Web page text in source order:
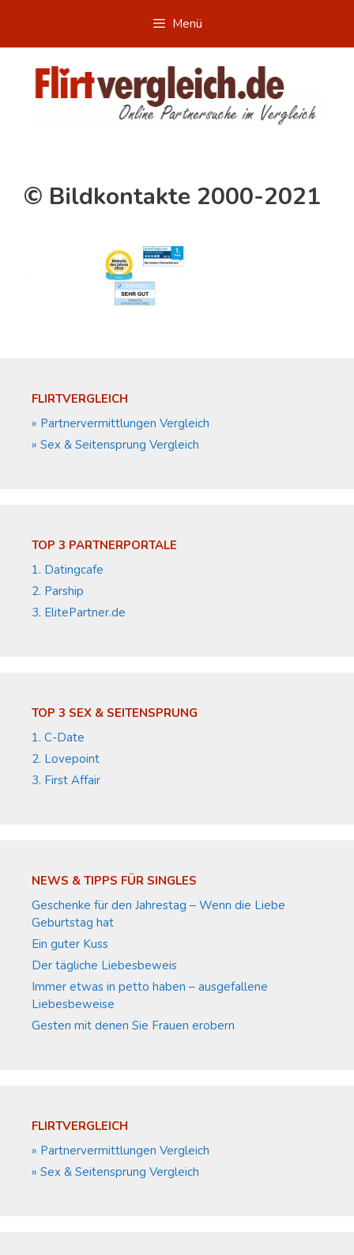
springen
Menü
© Bildkontakte 2000-2021
FLIRTVERGLEICH
» Partnervermittlungen Vergleich
» Sex & Seitensprung Vergleich
TOP 3 PARTNERPORTALE
1. Datingcafe
2. Parship
3. ElitePartner.de
TOP 3 SEX & SEITENSPRUNG
1. C-Date
2. Lovepoint
3. First Affair
NEWS & TIPPS FÜR SINGLES
Geschenke für den Jahrestag – Wenn die Liebe
Geburtstag hat
Ein guter Kuss
Der tägliche Liebesbeweis
Immer etwas in petto haben – ausgefallene
Liebesbeweise
Gesten mit denen Sie Frauen erobern
FLIRTVERGLEICH
» Partnervermittlungen Vergleich
» Sex & Seitensprung Vergleich